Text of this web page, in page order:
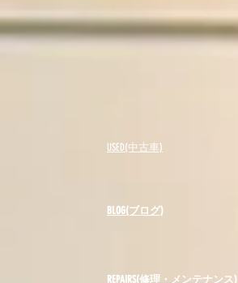
USED(中古車)
BLOG(ブログ)
REPAIRS(修理・メンテナンス)